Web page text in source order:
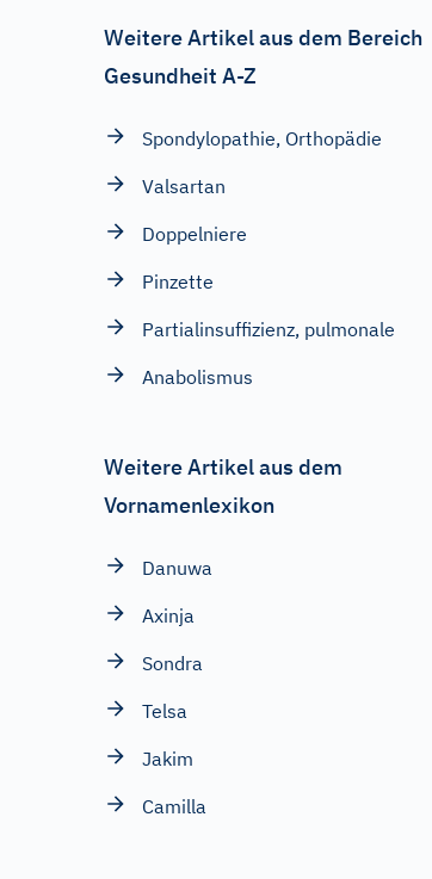
Weitere Artikel aus dem Bereich
Gesundheit A-Z
Spondylopathie, Orthopädie
Valsartan
Doppelniere
Pinzette
Partialinsuffizienz, pulmonale
Anabolismus
Weitere Artikel aus dem
Vornamenlexikon
Danuwa
Axinja
Sondra
Telsa
Jakim
Camilla